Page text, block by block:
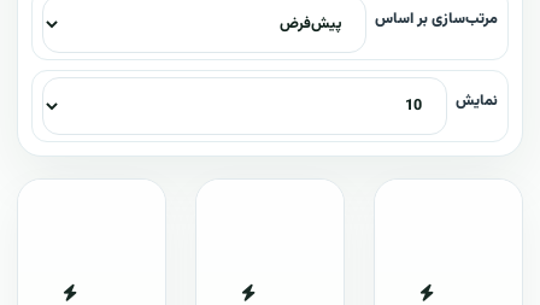
مرتب‌سازی بر اساس
نمایش